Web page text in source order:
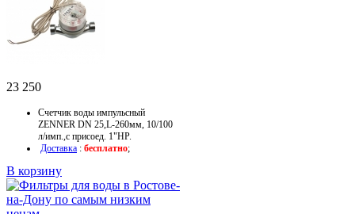
23 250
Счетчик воды импульсный
ZENNER DN 25,L-260мм, 10/100
л/имп.,с присоед. 1"НР.
Доставка : бесплатно;
В корзину